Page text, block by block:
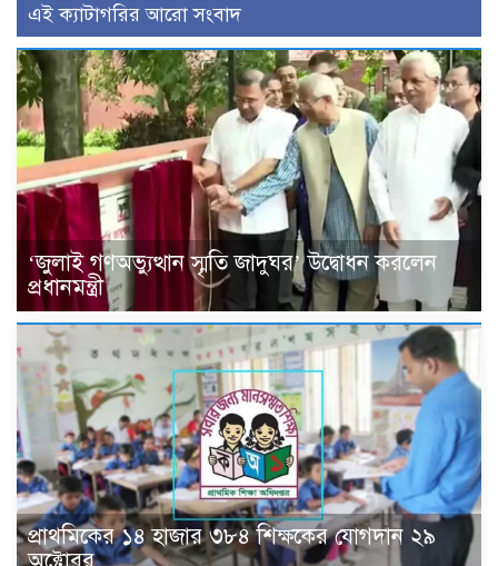
এই ক্যাটাগরির আরো সংবাদ
‘জুলাই গণঅভ্যুত্থান স্মৃতি জাদুঘর’ উদ্বোধন করলেন
প্রধানমন্ত্রী
প্রাথমিকের ১৪ হাজার ৩৮৪ শিক্ষকের যোগদান ২৯